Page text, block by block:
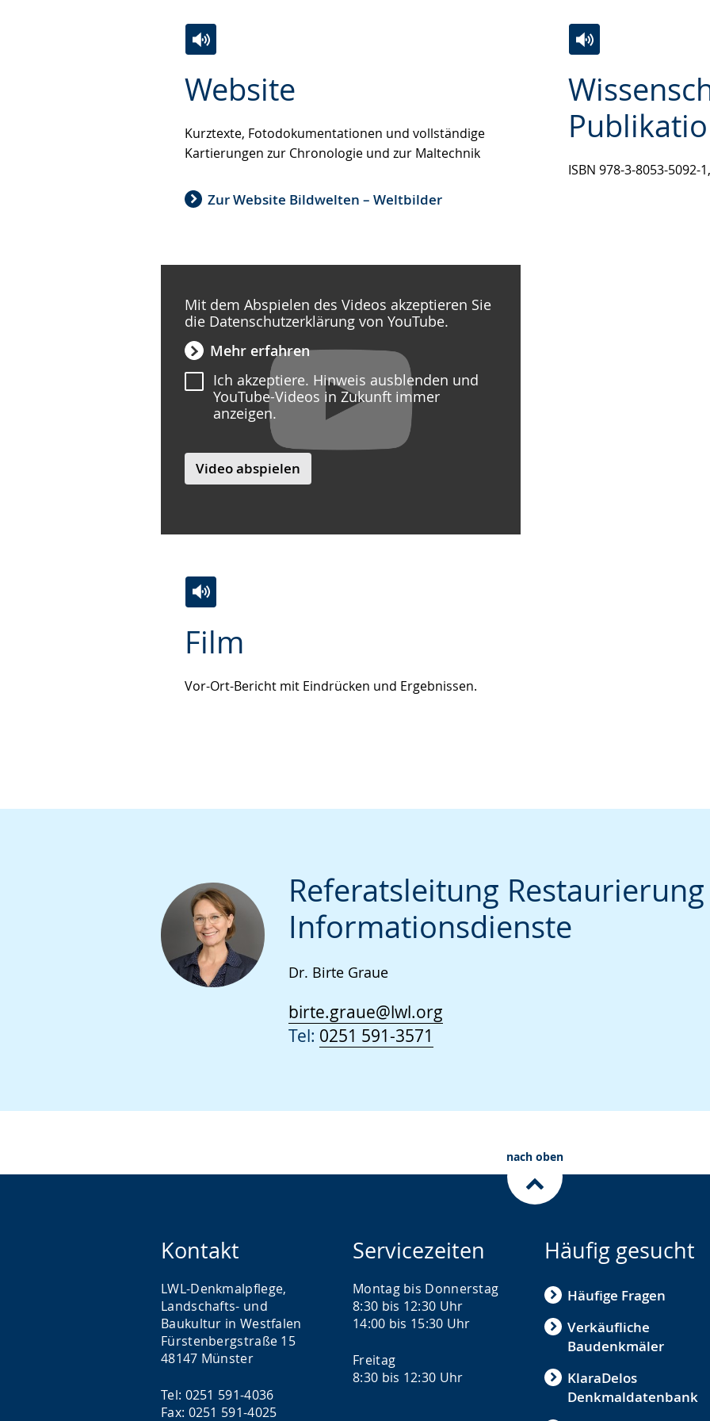
Website
Leichten
Sprache
Audio-
Unterstützung.
Video
in
Gebärdensprache
wird
Kurztexte, Fotodokumentationen und vollständige
Kartierungen zur Chronologie und zur Maltechnik
Zur Website Bildwelten – Weltbilder
Leichten
Sprache
wechseln.
Audio-
Unterstützung.
Video
in
Deutscher
wird
ISBN 978-3-8053-5092-
Film
Leichten
Sprache
Audio-
Unterstützung.
Video
in
Gebärdensprache
Vor-Ort-Bericht mit Eindrücken und Ergebnissen.
Mit dem Abspielen des Videos akzeptieren Sie
die Datenschutzerklärung von YouTube.
Mehr erfahren
Ich akzeptiere. Hinweis ausblenden und
YouTube-Videos in Zukunft immer
anzeigen.
Video abspielen
Referatsleitung
Informationsdienste
Dr. Birte Graue
birte.graue@lwl.org
Tel: 0251 591-3571
nach oben
Kontakt
LWL-Denkmalpflege,
Landschafts- und
Baukultur in Westfalen
Fürstenbergstraße 15
48147 Münster
Tel: 0251 591-4036
Fax: 0251 591-4025
Servicezeiten
Montag bis Donnerstag
8:30 bis 12:30 Uhr
14:00 bis 15:30 Uhr
Freitag
8:30 bis 12:30 Uhr
Häufig gesucht
Häufige Fragen
Verkäufliche
Baudenkmäler
KlaraDelos
Denkmaldatenbank